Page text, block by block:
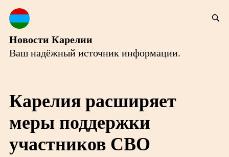
Новости Карелии
Ваш надёжный источник информации.
Карелия расширяет
меры поддержки
участников СВО